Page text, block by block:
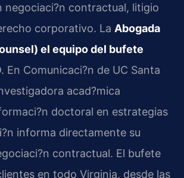
negociaci?n contractual, litigio
corporativo. La Abogada
el equipo del bufete
En Comunicaci?n de UC Santa
acad?mica
doctoral en estrategias
informa directamente su
contractual. El bufete
en todo Virginia, desde las